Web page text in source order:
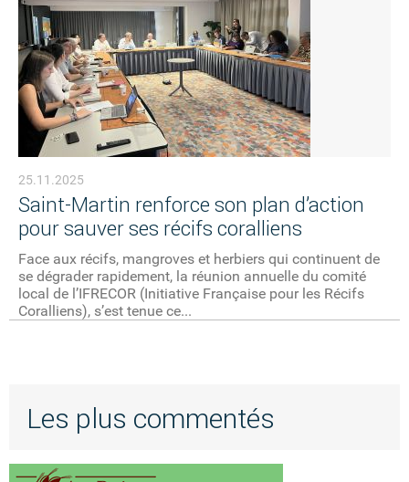
25.11.2025
Saint-Martin renforce son plan d’action
pour sauver ses récifs coralliens
Face aux récifs, mangroves et herbiers qui continuent de
se dégrader rapidement, la réunion annuelle du comité
local de l’IFRECOR (Initiative Française pour les Récifs
Coralliens), s’est tenue ce...
Les plus commentés